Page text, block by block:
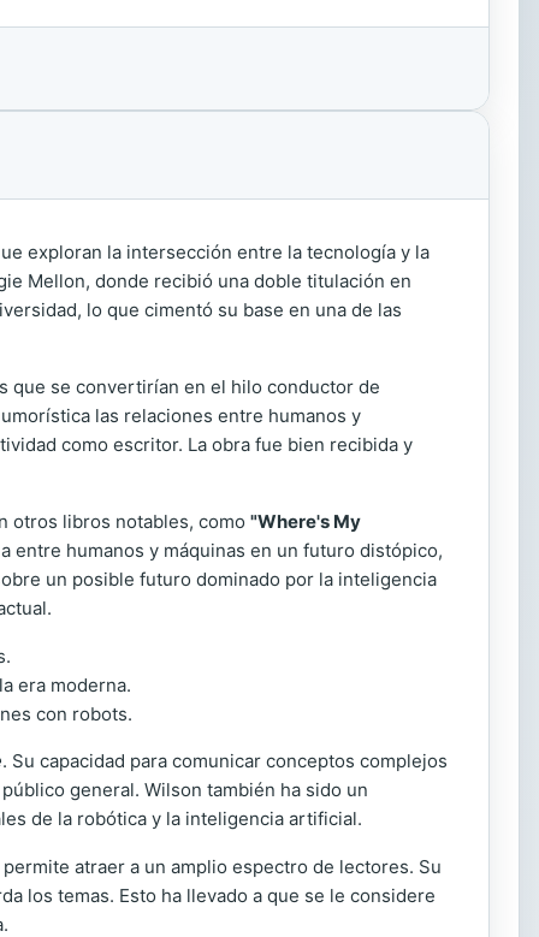
exploran la intersección entre la tecnología y la
Mellon, donde recibió una doble titulación en
lo que cimentó su base en una de las
que se convertirían en el hilo conductor de
las relaciones entre humanos y
como escritor. La obra fue bien recibida y
otros libros notables, como "Where's My
entre humanos y máquinas en un futuro distópico,
un posible futuro dominado por la inteligencia
era moderna.
con robots.
. Su capacidad para comunicar conceptos complejos
general. Wilson también ha sido un
de la robótica y la inteligencia artificial.
atraer a un amplio espectro de lectores. Su
los temas. Esto ha llevado a que se le considere